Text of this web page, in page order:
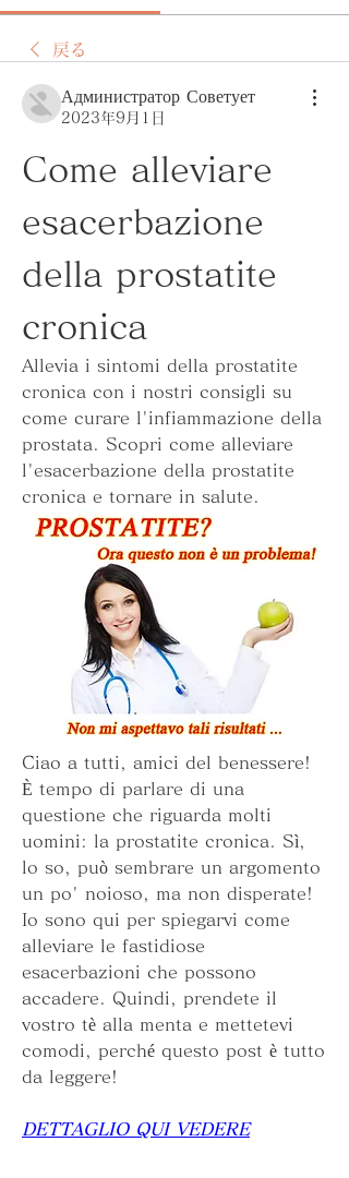
戻る
Администратор Советует
2023年9月1日
Come alleviare
esacerbazione
della prostatite
cronica
Allevia i sintomi della prostatite
cronica con i nostri consigli su
come curare l'infiammazione della
prostata. Scopri come alleviare
l'esacerbazione della prostatite
cronica e tornare in salute.
Ciao a tutti, amici del benessere!
È tempo di parlare di una
questione che riguarda molti
uomini: la prostatite cronica. Sì,
lo so, può sembrare un argomento
un po' noioso, ma non disperate!
Io sono qui per spiegarvi come
alleviare le fastidiose
esacerbazioni che possono
accadere. Quindi, prendete il
vostro tè alla menta e mettetevi
comodi, perché questo post è tutto
da leggere!
DETTAGLIO QUI VEDERE